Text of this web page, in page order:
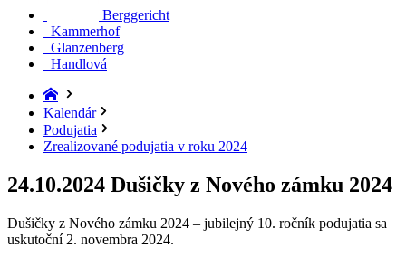
Berggericht
Kammerhof
Glanzenberg
Handlová
Kalendár
Podujatia
Zrealizované podujatia v roku 2024
24.10.2024 Dušičky z Nového zámku 2024
Dušičky z Nového zámku 2024 – jubilejný 10. ročník podujatia sa
uskutoční 2. novembra 2024.